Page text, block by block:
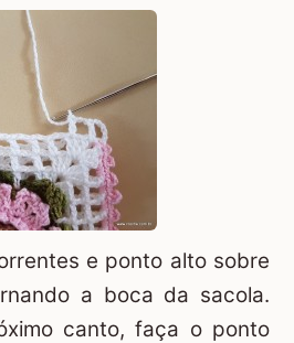
e ponto alto sobre
a boca da sacola.
canto, faça o ponto